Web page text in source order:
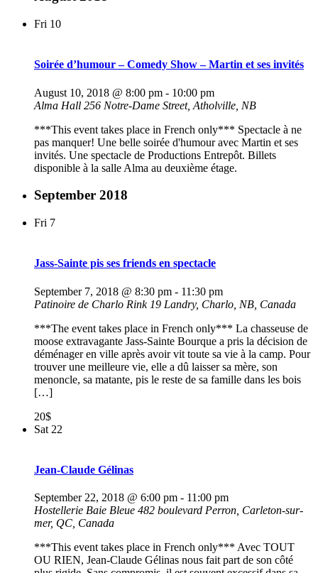
Fri 10
Soirée d’humour – Comedy Show – Martin et ses invités
August 10, 2018 @ 8:00 pm - 10:00 pm
Alma Hall 256 Notre-Dame Street, Atholville, NB
***This event takes place in French only*** Spectacle à ne
pas manquer! Une belle soirée d'humour avec Martin et ses
invités. Une spectacle de Productions Entrepôt. Billets
disponible à la salle Alma au deuxième étage.
September 2018
Fri 7
Jass-Sainte pis ses friends en spectacle
September 7, 2018 @ 8:30 pm - 11:30 pm
Patinoire de Charlo Rink 19 Landry, Charlo, NB, Canada
***The event takes place in French only*** La chasseuse de
moose extravagante Jass-Sainte Bourque a pris la décision de
déménager en ville après avoir vit toute sa vie à la camp. Pour
trouver une meilleure vie, elle a dû laisser sa mère, son
menoncle, sa matante, pis le reste de sa famille dans les bois
[…]
20$
Sat 22
Jean-Claude Gélinas
September 22, 2018 @ 6:00 pm - 11:00 pm
Hostellerie Baie Bleue 482 boulevard Perron, Carleton-sur-
mer, QC, Canada
***This event takes place in French only*** Avec TOUT
OU RIEN, Jean-Claude Gélinas nous fait part de son côté